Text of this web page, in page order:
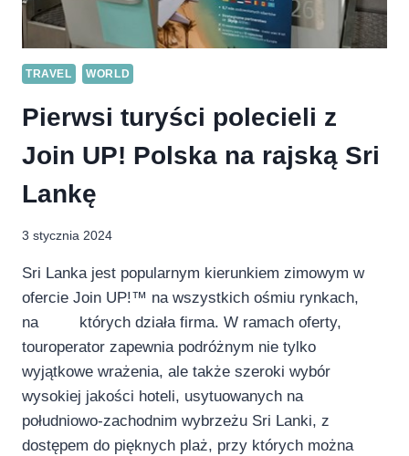
TRAVEL WORLD
Pierwsi turyści polecieli z
Join UP! Polska na rajską Sri
Lankę
3 stycznia 2024
Sri Lanka jest popularnym kierunkiem zimowym w
ofercie Join UP!™ na wszystkich ośmiu rynkach,
na których działa firma. W ramach oferty,
touroperator zapewnia podróżnym nie tylko
wyjątkowe wrażenia, ale także szeroki wybór
wysokiej jakości hoteli, usytuowanych na
południowo-zachodnim wybrzeżu Sri Lanki, z
dostępem do pięknych plaż, przy których można